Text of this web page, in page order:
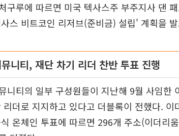
구루에 따르면 미국 텍사스주 부주지사 댄
스 비트코인 리저브(준비금) 설립' 계획을
니티, 재단 차기 리더 찬반 투표 진행
니티의 일부 구성원들이 지난해 9월 사임한
리더로 지지하고 있다고 더블록이 전했다. 이
온체인 투표에 따르면 296개 주소(이더리